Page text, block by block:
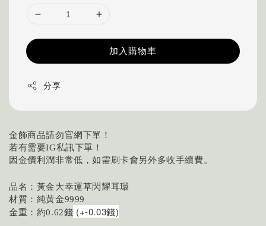
加入購物車
分享
金飾商品請勿官網下單！
若有需要IG私訊下單！
因金價利潤非常低，如需刷卡會另外多收手續費。
品名：黃金大幸運草閃耀耳環
材質：純黃金9999
金重： 約0.62錢 (+-0.03錢)